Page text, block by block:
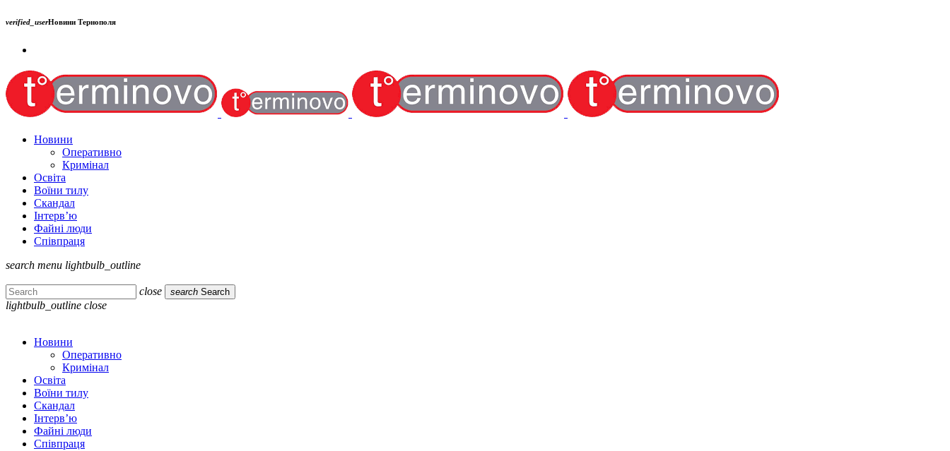
verified_userНовини Тернополя
Новини
Оперативно
Кримінал
Освіта
Воїни тилу
Скандал
Інтерв’ю
Файні люди
Співпраця
search menu lightbulb_outline
close search Search
lightbulb_outline close
Новини
Оперативно
Кримінал
Освіта
Воїни тилу
Скандал
Інтерв’ю
Файні люди
Співпраця